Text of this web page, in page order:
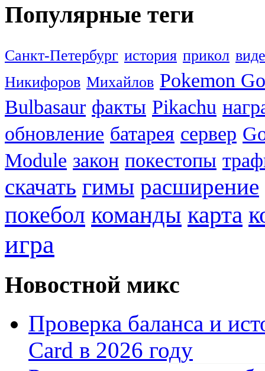
Популярные теги
Санкт-Петербург история прикол
Никифоров Михайлов Pokemon Go
Bulbasaur факты Pikachu
обновление батарея сервер
Module закон покестопы
скачать гимы расширение
покебол команды карта
игра
Новостной микс
Проверка баланса и
Card в 2026 году